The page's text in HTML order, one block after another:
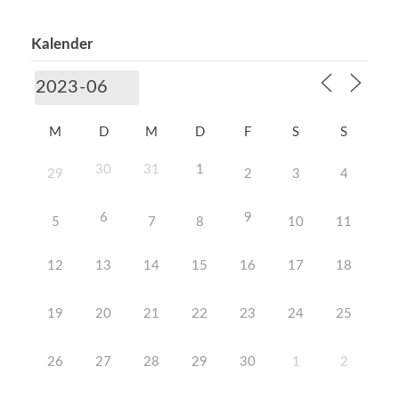
Kalender
M D M D F S S
29 30 31 1 2 3 4
5 6 7 8 9 10 11
12 13 14 15 16 17 18
19 20 21 22 23 24 25
26 27 28 29 30 1 2